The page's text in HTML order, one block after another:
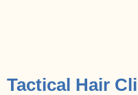
Tactical Hair